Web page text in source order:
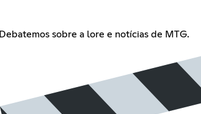
Debatemos sobre a lore e notícias de MTG.